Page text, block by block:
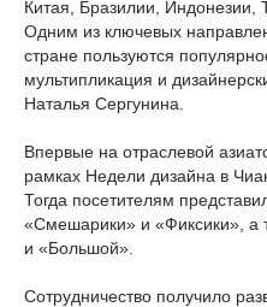
Китая, Бразилии, Индонезии,
Одним из ключевых
стране пользуются
мультипликация и
Наталья Сергунина.
Впервые на отраслевой
рамках Недели дизайна в
Тогда посетителям
«Смешарики» и «Фиксики», а
и «Большой».
Сотрудничество получило